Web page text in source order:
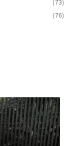
73
76